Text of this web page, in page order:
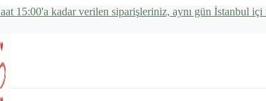
15:00'a kadar verilen siparişleriniz, aynı gün İstanbul içi